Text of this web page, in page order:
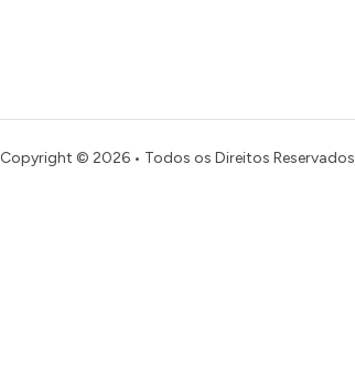
Copyright © 2026 • Todos os Direitos Reservados